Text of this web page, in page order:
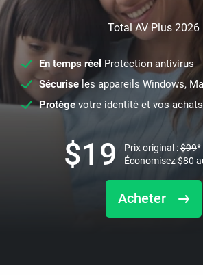
Total AV Plus 2026
En temps réel Protection antivirus
Sécuriseles appareils Windows,
Protège votre identité et vos
Acheter
$19 Prix original :$99*
Économisez$80